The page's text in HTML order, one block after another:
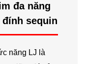
đa năng
sequin
năng LJ là